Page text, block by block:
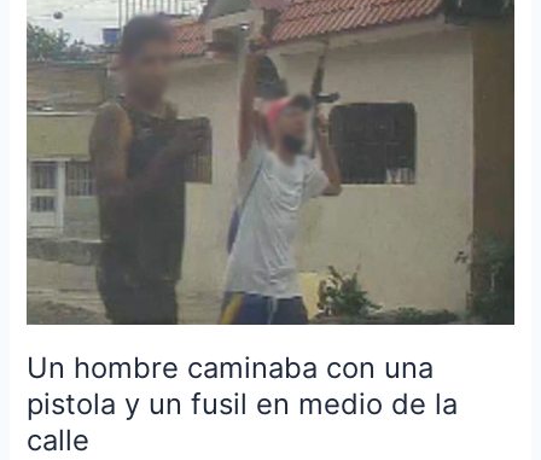
Un hombre caminaba con una
pistola y un fusil en medio de la
calle
hombre
caminaba
con
una
pistola
un
fusil
en
medio
de
la
calle